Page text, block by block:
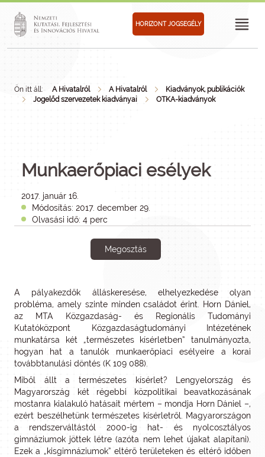
HORIZONT JOGSEGÉLY
Ön itt áll: A Hivatalról A Hivatalról
Kiadványok, publikációk
Jogelőd szervezetek kiadványai
OTKA-kiadványok
Munkaerőpiaci esélyek
2017. január 16.
Módosítás: 2017. december 29.
Olvasási idő: 4 perc
Megosztás
A pályakezdők álláskeresése, elhelyezkedése olyan
probléma, amely szinte minden családot érint. Horn Dániel,
az MTA Közgazdaság- és Regionális Tudományi
Kutatóközpont Közgazdaságtudományi Intézetének
munkatársa két „természetes kísérletben” tanulmányozta,
hogyan hat a tanulók munkaerőpiaci esélyeire a korai
továbbtanulási döntés (K 109 088).
Miből állt a természetes kísérlet? Lengyelország és
Magyarország két régebbi közpolitikai beavatkozásának
mostanra kialakuló hatásait mértem – mondja Horn Dániel –,
ezért beszélhetünk természetes kísérletről. Magyarországon
a rendszerváltástól 2000-ig hat- és nyolcosztályos
gimnáziumok jöttek létre (azóta nem lehet újakat alapítani).
Ezek a „kisgimnáziumok” eltérő területeken és eltérő időben